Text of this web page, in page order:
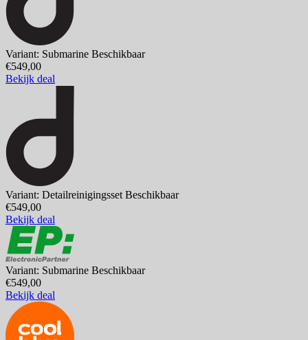
Variant: Submarine Beschikbaar
€549,00
Bekijk deal
Variant: Detailreinigingsset Beschikbaar
€549,00
Bekijk deal
Variant: Submarine Beschikbaar
€549,00
Bekijk deal